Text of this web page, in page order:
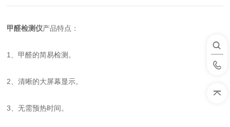
甲醛检测仪产品特点：
1、甲醛的简易检测。
2、清晰的大屏幕显示。
3、无需预热时间。